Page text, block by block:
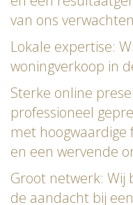
van ons
Lokale expertise:
woningverkoop in
Sterke online
professioneel
met
en een wervende
Groot netwerk: Wij
de aandacht bij